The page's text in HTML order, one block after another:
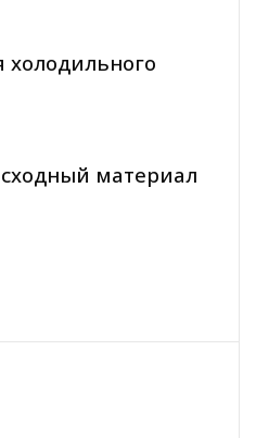
холодильного
материал